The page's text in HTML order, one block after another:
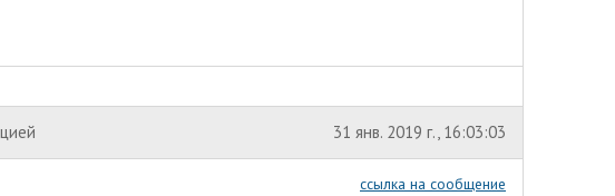
31 янв. 2019 г., 16:03:03
ссылка на сообщение